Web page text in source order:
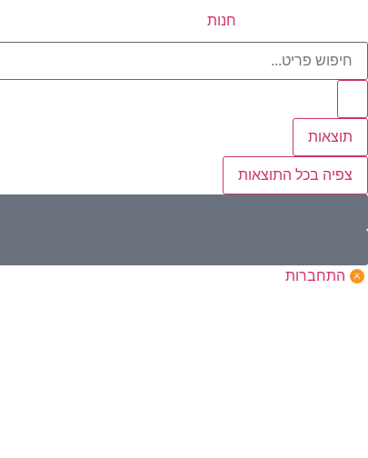
חנות
תוצאות
צפיה בכל התוצאות
התחברות